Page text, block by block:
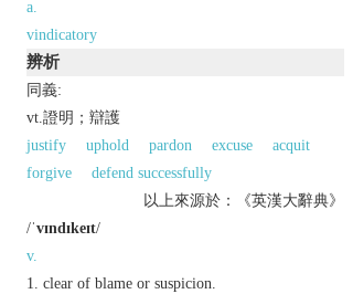
a.
vindicatory
辨析
同義:
vt.證明；辯護
justify
uphold pardon excuse
acquit
forgive
defend successfully
以上來源於：《英漢大辭典》
/ˈvɪndɪkeɪt/
v.
clear of blame or suspicion.